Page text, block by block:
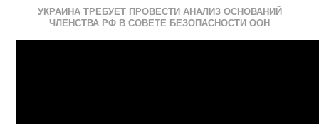
УКРАИНА ТРЕБУЕТ ПРОВЕСТИ АНАЛИЗ ОСНОВАНИЙ
ЧЛЕНСТВА РФ В СОВЕТЕ БЕЗОПАСНОСТИ ООН